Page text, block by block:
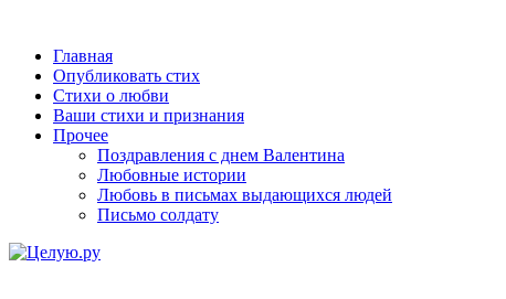
Главная
Опубликовать стих
Стихи о любви
Ваши стихи и признания
Прочее
Поздравления с днем Валентина
Любовные истории
Любовь в письмах выдающихся людей
Письмо солдату